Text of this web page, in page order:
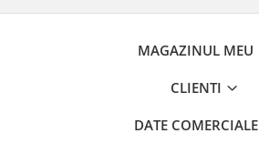
MAGAZINUL MEU
CLIENTI
DATE COMERCIALE